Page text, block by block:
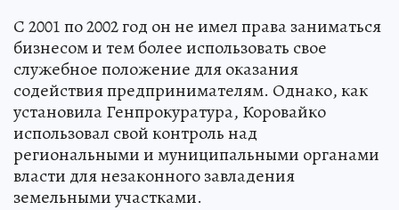
С 2001 по 2002 год он не имел права заниматься
бизнесом и тем более использовать свое
служебное положение для оказания
содействия предпринимателям. Однако, как
установила Генпрокуратура, Коровайко
использовал свой контроль над
региональными и муниципальными органами
власти для незаконного завладения
земельными участками.